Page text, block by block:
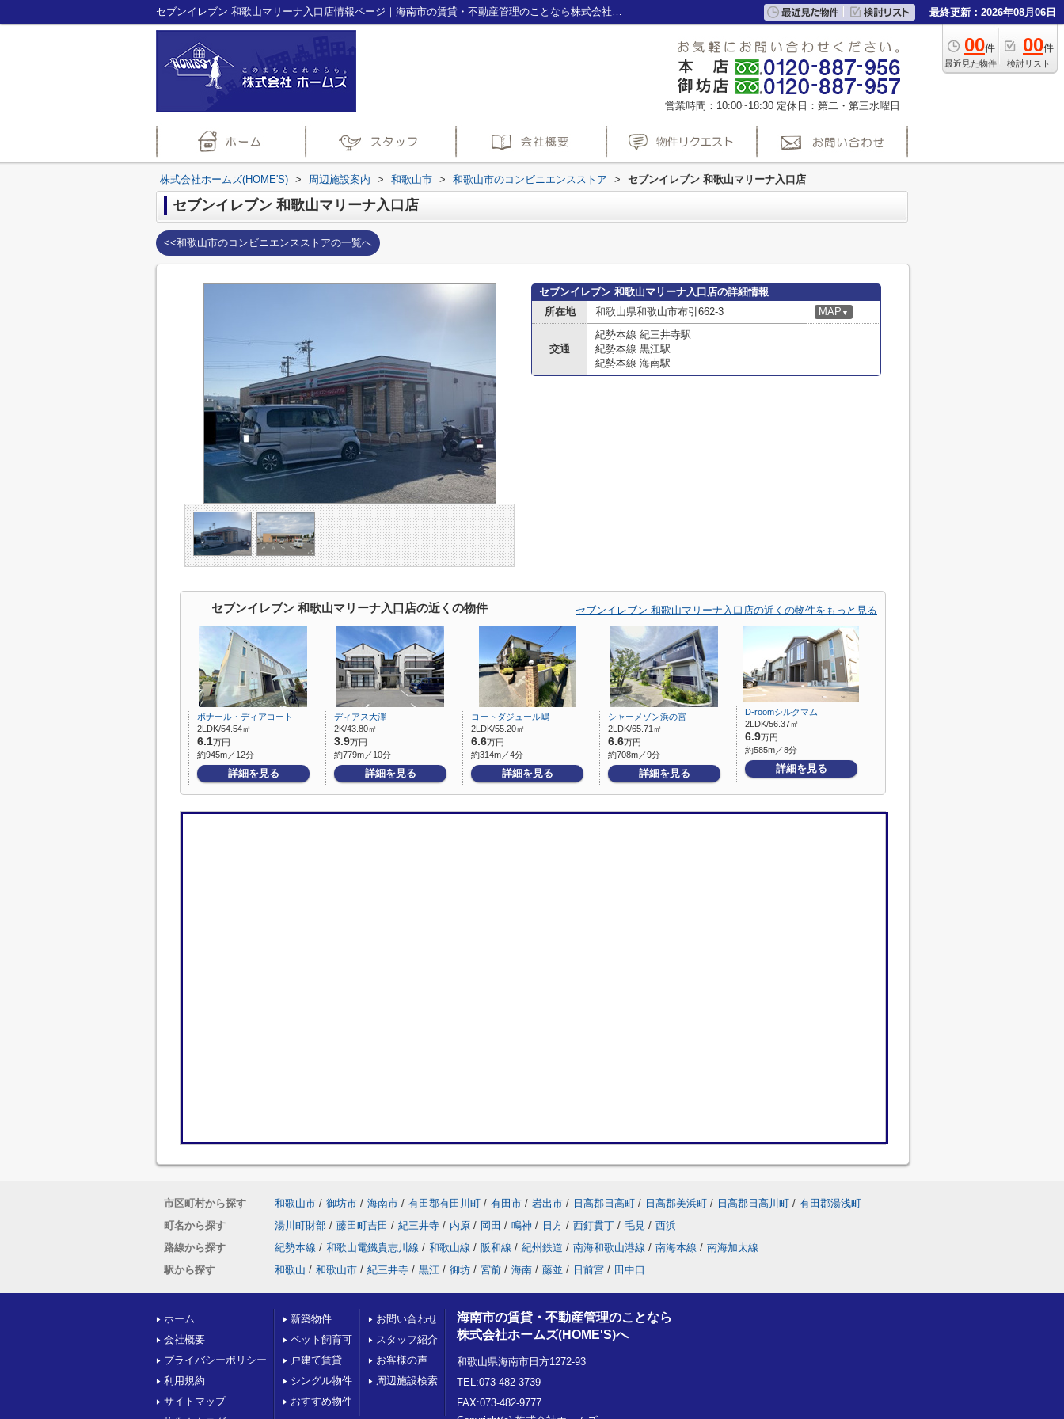
セブンイレブン 和歌山マリーナ入口店情報ページ｜海南市の賃貸・不動産管理のことなら株式会社ホームズ(HOME'S)へ 最終更新：2026年08月06日
00件
最近見た物件
00件
検討リスト
営業時間：10:00~18:30 定休日：第二・第三水曜日
株式会社ホームズ(HOME'S) > 周辺施設案内 > 和歌山市 > 和歌山市のコンビニエンスストア > セブンイレブン 和歌山マリーナ入口店
セブンイレブン 和歌山マリーナ入口店
<<和歌山市のコンビニエンスストアの一覧へ
セブンイレブン 和歌山マリーナ入口店の詳細情報
所在地
和歌山県和歌山市布引662-3 MAP ▼
交通
紀勢本線 紀三井寺駅
紀勢本線 黒江駅
紀勢本線 海南駅
セブンイレブン 和歌山マリーナ入口店の近くの物件 セブンイレブン 和歌山マリーナ入口店の近くの物件をもっと見る
ボナール・ディアコート
2LDK/54.54㎡
6.1万円
約945m／12分
詳細を見る
ディアス大澤
2K/43.80㎡
3.9万円
約779m／10分
詳細を見る
コートダジュール嶋
2LDK/55.20㎡
6.6万円
約314m／4分
詳細を見る
シャーメゾン浜の宮
2LDK/65.71㎡
6.6万円
約708m／9分
詳細を見る
D-roomシルクマム
2LDK/56.37㎡
6.9万円
約585m／8分
詳細を見る
市区町村から探す 和歌山市 / 御坊市 / 海南市 / 有田郡有田川町 / 有田市 / 岩出市 / 日高郡日高町 / 日高郡美浜町 / 日高郡日高川町 / 有田郡湯浅町
町名から探す
湯川町財部 / 藤田町吉田 / 紀三井寺 / 内原 / 岡田 / 鳴神 / 日方 / 西釘貫丁 / 毛見 / 西浜
路線から探す
紀勢本線 / 和歌山電鐵貴志川線 / 和歌山線 / 阪和線 / 紀州鉄道 / 南海和歌山港線 / 南海本線 / 南海加太線
駅から探す
和歌山 / 和歌山市 / 紀三井寺 / 黒江 / 御坊 / 宮前 / 海南 / 藤並 / 日前宮 / 田中口
ホーム
会社概要
プライバシーポリシー
利用規約
サイトマップ
新築物件
ペット飼育可
戸建て賃貸
シングル物件
おすすめ物件
お問い合わせ
スタッフ紹介
お客様の声
周辺施設検索
海南市の賃貸・不動産管理のことなら
株式会社ホームズ(HOME'S)へ
和歌山県海南市日方1272-93
TEL:073-482-3739
FAX:073-482-9777